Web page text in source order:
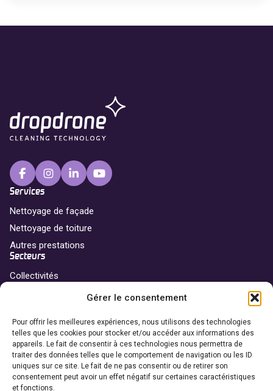
Gérer le consentement
Pour offrir les meilleures expériences, nous utilisons des technologies
telles que les cookies pour stocker et/ou accéder aux informations des
appareils. Le fait de consentir à ces technologies nous permettra de
traiter des données telles que le comportement de navigation ou les ID
uniques sur ce site. Le fait de ne pas consentir ou de retirer son
consentement peut avoir un effet négatif sur certaines caractéristiques
et fonctions.
Services
Nettoyage de façade
Nettoyage de toiture
Autres prestations
Secteurs
Collectivités
Franchise
Nos agences
Devenir franchisé
Coordonnées